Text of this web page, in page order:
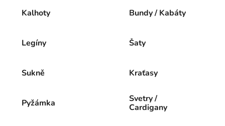
Kalhoty Bundy / Kabáty
Legíny Šaty
Sukně Kraťasy
Pyžámka
Svetry /
Cardigany